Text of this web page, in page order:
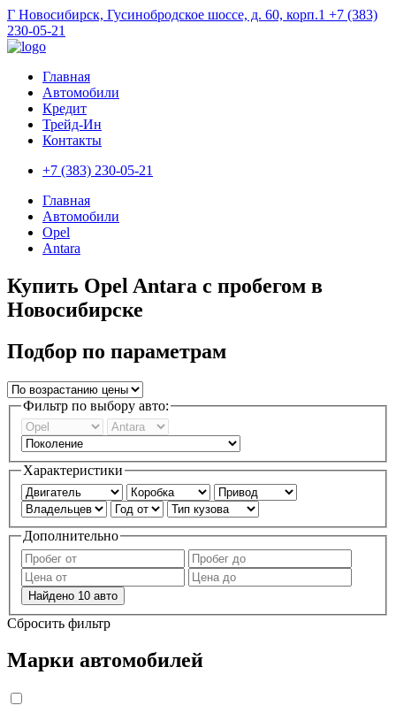
Г Новосибирск, Гусинобродское шоссе, д. 60, корп.1 +7 (383)
230-05-21
Главная
Автомобили
Кредит
Трейд-Ин
Контакты
+7 (383) 230-05-21
Главная
Автомобили
Opel
Antara
Купить Opel Antara с пробегом в
Новосибирске
Подбор по параметрам
Фильтр по выбору авто:
Характеристики
Дополнительно
Найдено 10 авто
Сбросить фильтр
Марки автомобилей